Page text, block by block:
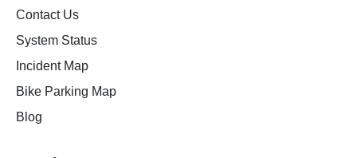
Contact Us
System Status
Incident Map
Bike Parking Map
Blog